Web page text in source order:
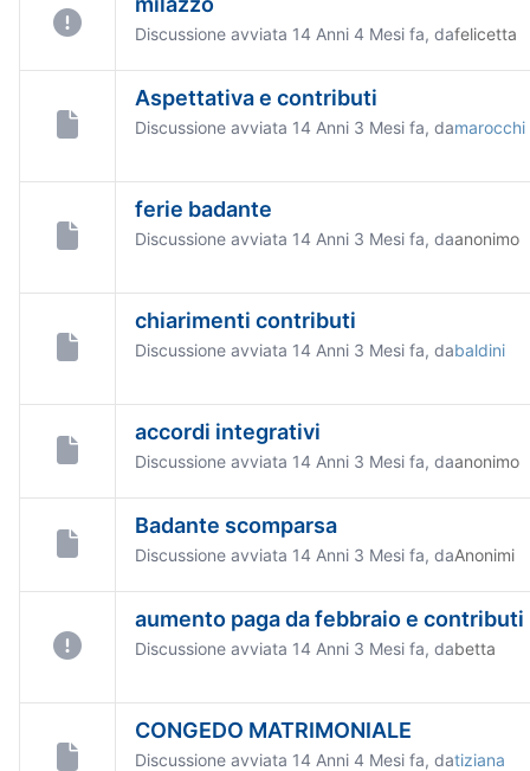
Discussione avviata 14 Anni 4 Mesi fa, dafelicetta
Aspettativa e contributi
Discussione avviata 14 Anni 3 Mesi fa, damarocchi
ferie badante
Discussione avviata 14 Anni 3 Mesi fa, daanonimo
chiarimenti contributi
Discussione avviata 14 Anni 3 Mesi fa, dabaldini
accordi integrativi
Discussione avviata 14 Anni 3 Mesi fa, daanonimo
Badante scomparsa
Discussione avviata 14 Anni 3 Mesi fa, daAnonimi
aumento paga da febbraio e contributi
Discussione avviata 14 Anni 3 Mesi fa, dabetta
CONGEDO MATRIMONIALE
Discussione avviata 14 Anni 4 Mesi fa, datiziana